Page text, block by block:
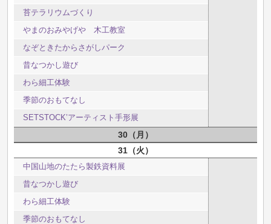
苔テラリウムづくり
やまのおみやげや 木工教室
なぞときたからさがしパーク
昔なつかし遊び
わら細工体験
季節のおもてなし
SETSTOCK’アーティスト手形展
30
月
31
火
中国山地のたたら製鉄資料展
昔なつかし遊び
わら細工体験
季節のおもてなし